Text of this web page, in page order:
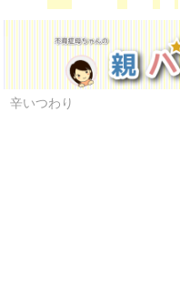
辛いつわり